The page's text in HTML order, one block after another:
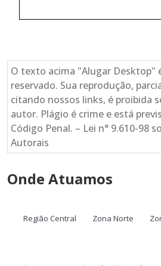
O texto acima "Alugar Desktop"
reservado. Sua reprodução,
citando nossos links, é proibida
autor. Plágio é crime e está
Código Penal. – Lei n° 9.610-98
Autorais
Onde Atuamos
Região Central Zona Norte